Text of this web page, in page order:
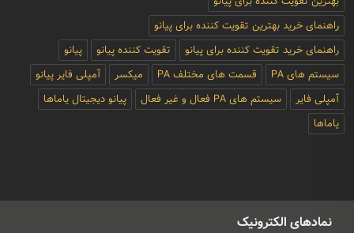
راهنمای خرید بهترین تقویت کننده برای پیانو
راهنمای خرید تقویت کننده برای پیانو
تقویت کننده پیانو
پیانو
سیستم های PA
قسمت های مختلف PA میکسر
آمپلی فایر پیانو
آمپلی فایر
سیستم های PA فعال و غیر فعال
پیانو دیجیتال یاماها
یاماها
نمادهای الکترونیک